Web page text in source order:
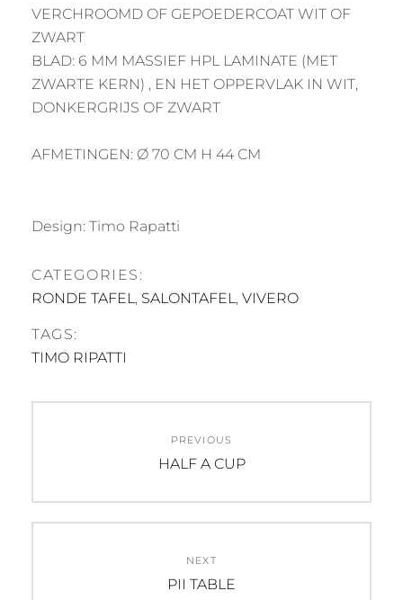
VERCHROOMD OF GEPOEDERCOAT WIT OF
ZWART
BLAD: 6 MM MASSIEF HPL LAMINATE (MET
ZWARTE KERN) , EN HET OPPERVLAK IN WIT,
DONKERGRIJS OF ZWART
AFMETINGEN: Ø 70 CM H 44 CM
Design: Timo Rapatti
CATEGORIES:
RONDE TAFEL, SALONTAFEL, VIVERO
TAGS:
TIMO RIPATTI
navigation
PREVIOUS
Previous
HALF A CUP
NEXT
Next
PII TABLE